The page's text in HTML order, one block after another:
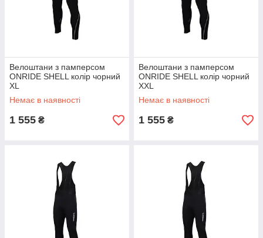
Велоштани з памперсом
ONRIDE SHELL колір чорний
XL
Немає в наявності
1 555 ₴
Велоштани з памперсом
ONRIDE SHELL колір чорний
XXL
Немає в наявності
1 555 ₴